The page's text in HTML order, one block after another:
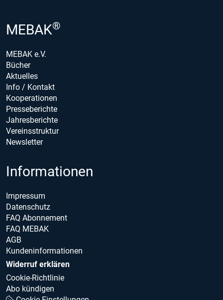
MEBAK®
MEBAK e.V.
Bücher
Aktuelles
Info / Kontakt
Kooperationen
Presseberichte
Jahresberichte
Vereinsstruktur
Newsletter
Informationen
Impressum
Datenschutz
FAQ Abonnement
FAQ MEBAK
AGB
Kundeninformationen
Widerruf erklären
Cookie-Richtlinie
Abo kündigen